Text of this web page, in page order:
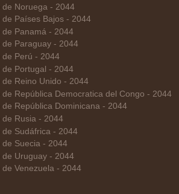
de Noruega - 2044
de Países Bajos - 2044
de Panamá - 2044
de Paraguay - 2044
de Perú - 2044
de Portugal - 2044
de Reino Unido - 2044
de República Democratica del Congo - 2044
de República Dominicana - 2044
de Rusia - 2044
de Sudáfrica - 2044
de Suecia - 2044
de Uruguay - 2044
de Venezuela - 2044